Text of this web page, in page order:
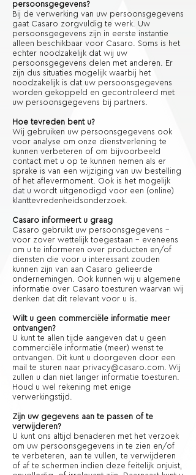
persoonsgegevens?
Bij de verwerking van uw persoonsgegevens
gaat Casaro zorgvuldig te werk. Uw
persoonsgegevens zijn in eerste instantie
alleen beschikbaar voor Casaro. Soms is het
echter noodzakelijk dat wij uw
persoonsgegevens delen met anderen. Er
zijn dus situaties mogelijk waarbij het
noodzakelijk is dat uw persoonsgegevens
worden gekoppeld en gecontroleerd met
uw persoonsgegevens bij partners.
Hoe tevreden bent u?
Wij gebruiken uw persoonsgegevens ook
voor analyse om onze dienstverlening te
kunnen verbeteren of om bijvoorbeeld
contact met u op te kunnen nemen als er
sprake is van een wijziging van uw bestelling
of het aflevermoment. Ook is het mogelijk
dat u wordt uitgenodigd voor een (online)
klanttevredenheidsonderzoek.
Casaro informeert u graag
Casaro gebruikt uw persoonsgegevens –
voor zover wettelijk toegestaan – eveneens
om u te informeren over producten en/of
diensten die voor u interessant zouden
kunnen zijn van aan Casaro gelieerde
ondernemingen. Ook kunnen wij u algemene
informatie over Casaro toesturen waarvan wij
denken dat dit relevant voor u is.
Wilt u geen commerciële informatie meer
ontvangen?
U kunt te allen tijde aangeven dat u geen
commerciële informatie (meer) wenst te
ontvangen. Dit kunt u doorgeven door een
mail te sturen naar privacy@casaro.com . Wij
zullen u dan niet langer informatie toesturen.
Houd u wel rekening met enige
verwerkingstijd.
Zijn uw gegevens aan te passen of te
verwijderen?
U kunt ons altijd benaderen met het verzoek
om uw persoonsgegevens in te zien en/of
te verbeteren, aan te vullen, te verwijderen
of af te schermen indien deze feitelijk onjuist,